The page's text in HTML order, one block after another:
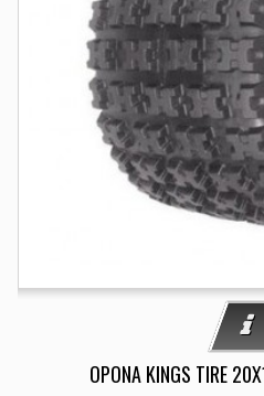
OPONA KINGS TIRE